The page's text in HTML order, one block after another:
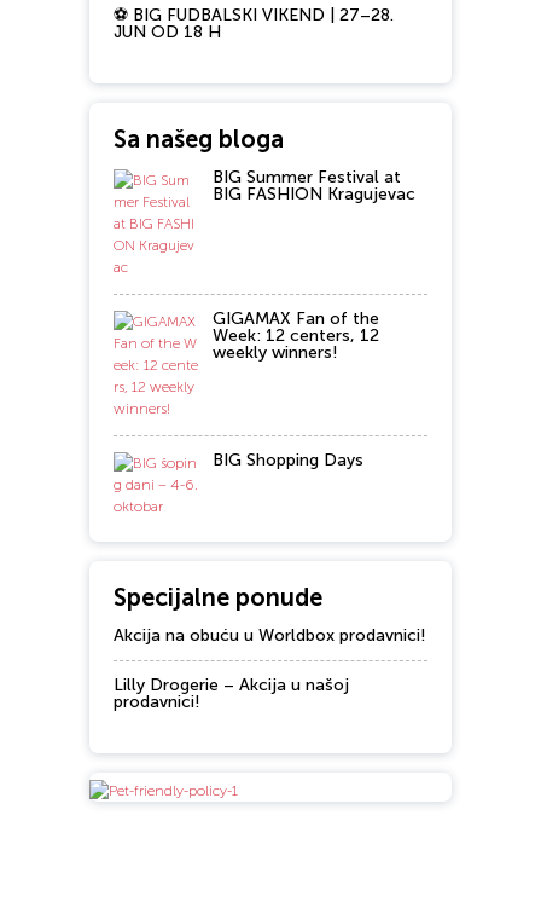
⚽ BIG FUDBALSKI VIKEND | 27–28.
JUN OD 18 H
Sa našeg bloga
BIG Summer Festival at
BIG FASHION Kragujevac
GIGAMAX Fan of the
Week: 12 centers, 12
weekly winners!
BIG Shopping Days
Specijalne ponude
Akcija na obuću u Worldbox prodavnici!
Lilly Drogerie – Akcija u našoj
prodavnici!